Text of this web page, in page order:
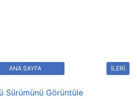
İLERİ
ANA SAYFA
Sürümünü Görüntüle